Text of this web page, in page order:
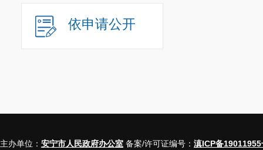
依申请公开
主办单位： 安宁市人民政府办公室 备案/许可证编号： 滇ICP备